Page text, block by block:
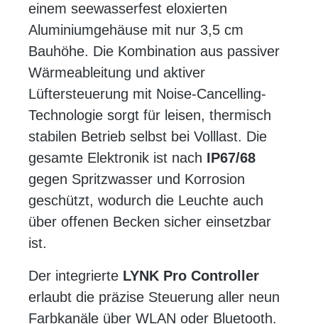
einem seewasserfest eloxierten
Aluminiumgehäuse mit nur 3,5 cm
Bauhöhe. Die Kombination aus passiver
Wärmeableitung und aktiver
Lüftersteuerung mit Noise-Cancelling-
Technologie sorgt für leisen, thermisch
stabilen Betrieb selbst bei Volllast. Die
gesamte Elektronik ist nach IP67/68
gegen Spritzwasser und Korrosion
geschützt, wodurch die Leuchte auch
über offenen Becken sicher einsetzbar
ist.
Der integrierte LYNK Pro Controller
erlaubt die präzise Steuerung aller neun
Farbkanäle über WLAN oder Bluetooth.